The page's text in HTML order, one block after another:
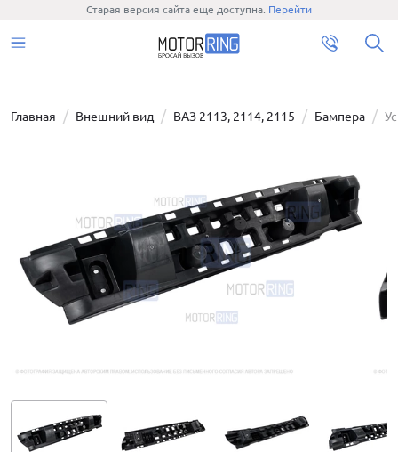
Старая версия сайта еще доступна. Перейти
Главная Внешний вид ВАЗ 2113, 2114, 2115 Бампера